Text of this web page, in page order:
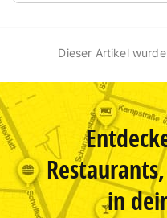
Dieser Artikel
in